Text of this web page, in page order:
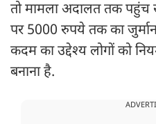
तो मामला अदालत तक पहुंच
पर 5000 रुपये तक का
कदम का उद्देश्य लोगों को
बनाना है.